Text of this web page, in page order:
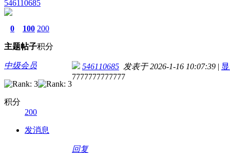
546110685
0
主题
100
帖子
200
积分
中级会员
积分
200
发消息
546110685 发表于 2026-1-16 10:07:39 |
7777777777777
回复